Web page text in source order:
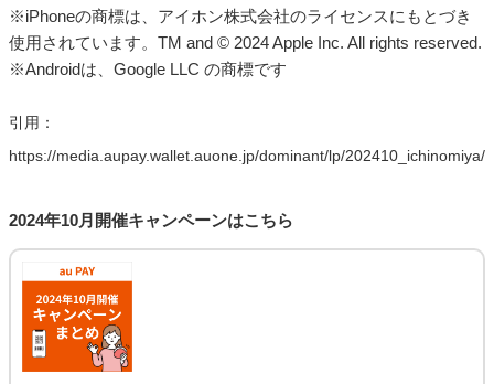
※iPhoneの商標は、アイホン株式会社のライセンスにもとづき
使用されています。TM and © 2024 Apple Inc. All rights reserved.
※Androidは、Google LLC の商標です
引用：
https://media.aupay.wallet.auone.jp/dominant/lp/202410_ichinomiya/
2024年10月開催キャンペーンはこちら